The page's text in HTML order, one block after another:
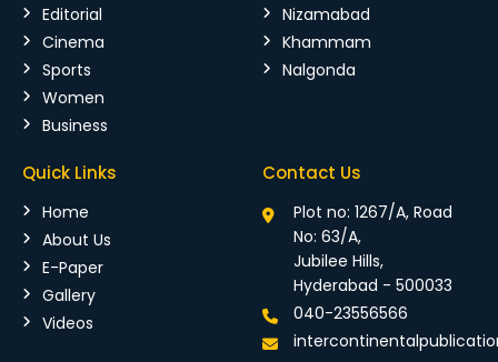
Editorial
Cinema
Sports
Women
Business
Nizamabad
Khammam
Nalgonda
Quick Links
Home
About Us
E-Paper
Gallery
Videos
Contact Us
Plot no: 1267/A, Road
No: 63/A,
Jubilee Hills,
Hyderabad - 500033
040-23556566